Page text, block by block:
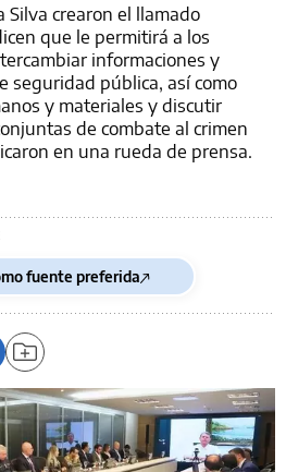
Silva crearon el llamado
que le permitirá a los
informaciones y
seguridad pública, así como
y materiales y discutir
de combate al crimen
en una rueda de prensa.
fuente preferida